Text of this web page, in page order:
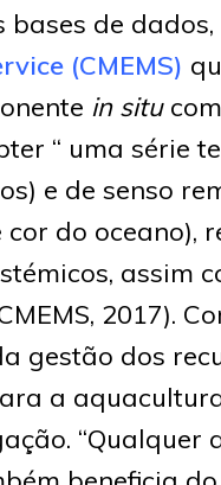
de dados,
(CMEMS)
in situ
“ uma série
e de senso
do oceano),
assim
2017).
gestão dos
a
“Qualquer